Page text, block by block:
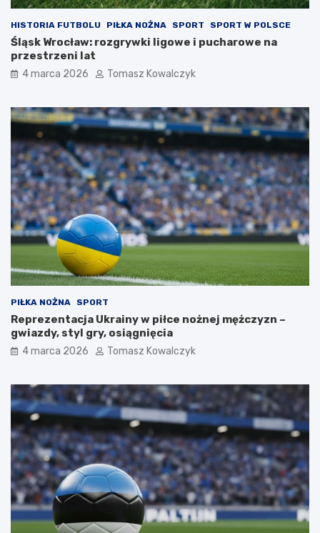
HISTORIA FUTBOLU PIŁKA NOŻNA SPORT SPORT W POLSCE
Śląsk Wrocław: rozgrywki ligowe i pucharowe na
przestrzeni lat
4 marca 2026 Tomasz Kowalczyk
PIŁKA NOŻNA SPORT
Reprezentacja Ukrainy w piłce nożnej mężczyzn –
gwiazdy, styl gry, osiągnięcia
4 marca 2026 Tomasz Kowalczyk